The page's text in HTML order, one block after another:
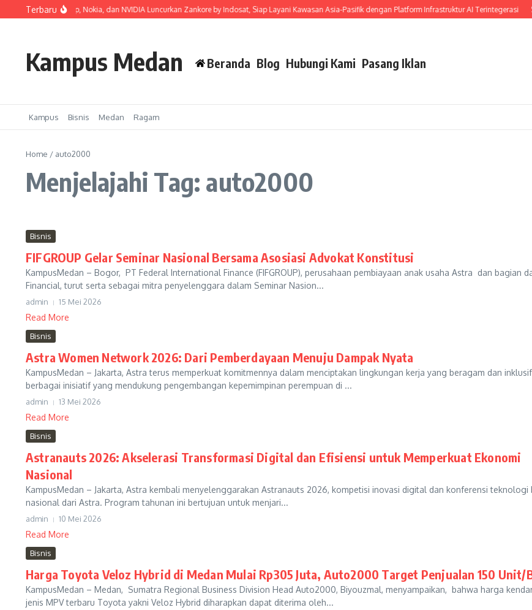
Lewati ke konten
Terbaru
Ooredoo Group, Nokia, dan NVIDIA Luncurkan Zankore by Indosat, Siap Layani Kawasan Asia-Pasifik dengan Platform Infrastruktur AI Terintegerasi
Kampus Medan Beranda Blog Hubungi Kami Pasang Iklan
Kampus Bisnis Medan Ragam
Home / auto2000
Menjelajahi Tag: auto2000
Bisnis
FIFGROUP Gelar Seminar Nasional Bersama Asosiasi Advokat Konstitusi
KampusMedan – Bogor, PT Federal International Finance (FIFGROUP), perusahaan pembiayaan anak usaha Astra dan bagian
Financial, turut serta sebagai mitra penyelenggara dalam Seminar Nasion...
admin 15 Mei 2026
Read More
Bisnis
Astra Women Network 2026: Dari Pemberdayaan Menuju Dampak Nyata
KampusMedan – Jakarta, Astra terus memperkuat komitmennya dalam menciptakan lingkungan kerja yang beragam dan
berbagai inisiatif yang mendukung pengembangan kepemimpinan perempuan di ...
admin 13 Mei 2026
Read More
Bisnis
Astranauts 2026: Akselerasi Transformasi Digital dan Efisiensi untuk Memperkuat Ekonomi
Nasional
KampusMedan – Jakarta, Astra kembali menyelenggarakan Astranauts 2026, kompetisi inovasi digital dan konferensi teknologi
nasional dari Astra. Program tahunan ini bertujuan untuk menjari...
admin 10 Mei 2026
Read More
Bisnis
Harga Toyota Veloz Hybrid di Medan Mulai Rp305 Juta, Auto2000 Target Penjualan 150 Unit/
KampusMedan – Medan, Sumatra Regional Business Division Head Auto2000, Biyouzmal, menyampaikan, bahwa harga
jenis MPV terbaru Toyota yakni Veloz Hybrid diharapkan dapat diterima oleh...